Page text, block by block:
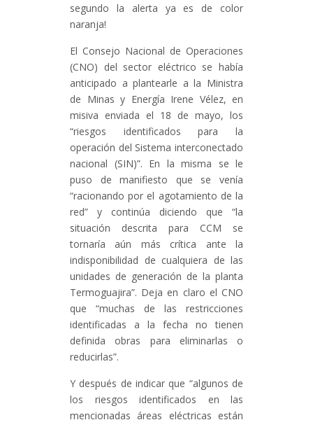
segundo la alerta ya es de color
naranja!
El Consejo Nacional de Operaciones
(CNO) del sector eléctrico se había
anticipado a plantearle a la Ministra
de Minas y Energía Irene Vélez, en
misiva enviada el 18 de mayo, los
“riesgos identificados para la
operación del Sistema interconectado
nacional (SIN)”. En la misma se le
puso de manifiesto que se venía
“racionando por el agotamiento de la
red” y continúa diciendo que “la
situación descrita para CCM se
tornaría aún más crítica ante la
indisponibilidad de cualquiera de las
unidades de generación de la planta
Termoguajira”. Deja en claro el CNO
que “muchas de las restricciones
identificadas a la fecha no tienen
definida obras para eliminarlas o
reducirlas”.
Y después de indicar que “algunos de
los riesgos identificados en las
mencionadas áreas eléctricas están